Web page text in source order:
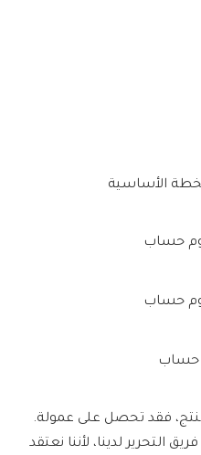
الأساسية
حساب
فقد تحصل على عمولة.
التحرير لدينا، لأننا نعتقد